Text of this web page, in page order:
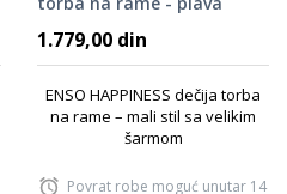
1.779,00 din
ENSO HAPPINESS dečija torba
na rame – mali stil sa velikim
šarmom
Povrat robe moguć unutar 14